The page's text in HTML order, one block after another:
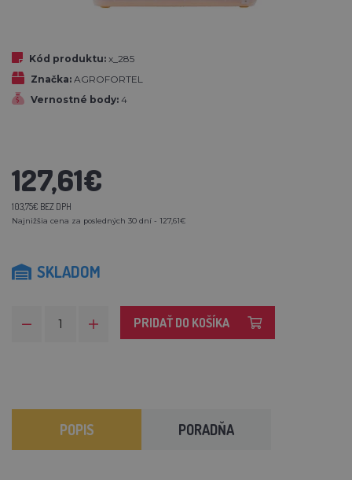
Kód produktu: x_285
Značka: AGROFORTEL
Vernostné body: 4
127,61€
103,75€ BEZ DPH
Najnižšia cena za posledných 30 dní - 127,61€
SKLADOM
PRIDAŤ DO KOŠÍKA
POPIS PORADŇA